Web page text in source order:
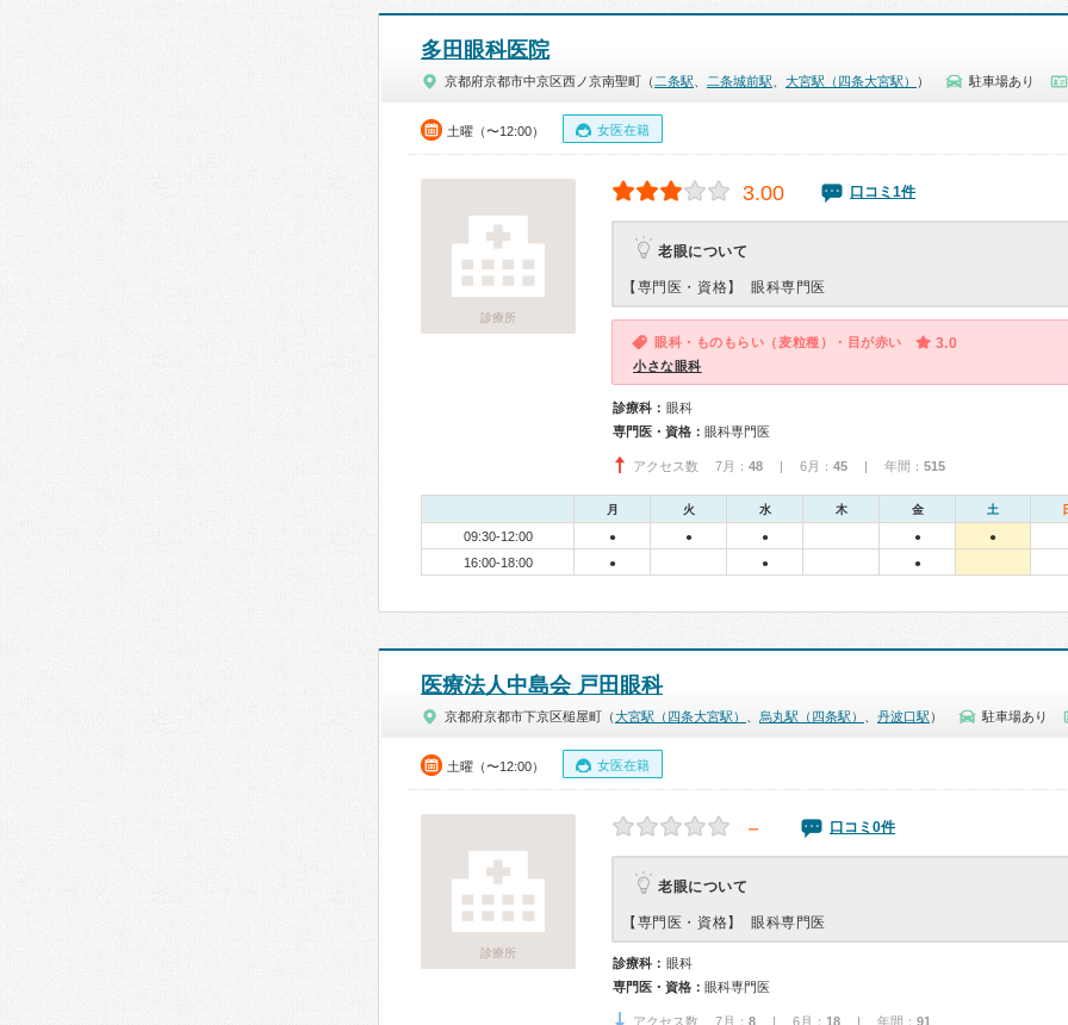
多田眼科医院
京都府京都市中京区西ノ京南聖町（ 二条駅 二条城前駅 大宮駅（四条大宮駅） ） 駐車場あり
土曜（〜12:00） 女医在籍
診療所
3.00 口コミ1件
老眼について
【専門医・資格】 眼科専門医
眼科・ものもらい（麦粒種）・目が赤い 3.0
小さな眼科
診療科： 眼科
専門医・資格： 眼科専門医
アクセス数 7月： 48 | 6月： 45 | 年間： 515
月 火 水 木 金 土
09:30-12:00 ● ● ● ● ●
16:00-18:00 ● ● ●
医療法人中島会 戸田眼科
京都府京都市下京区槌屋町（大宮駅（四条大宮駅） 烏丸駅（四条駅） 丹波口駅 ） 駐車場あり
土曜（〜12:00） 女医在籍
診療所
－ 口コミ0件
老眼について
【専門医・資格】 眼科専門医
診療科： 眼科
専門医・資格： 眼科専門医
アクセス数 7月： 8 | 6月： 18 | 年間： 91